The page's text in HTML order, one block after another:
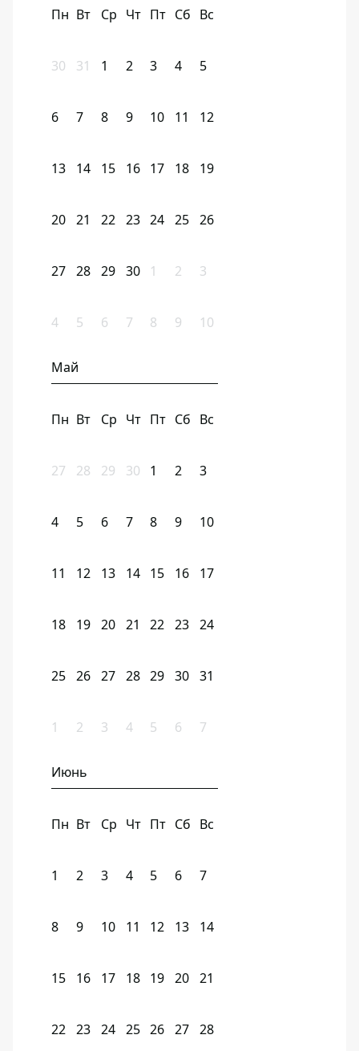
Пн Вт Ср Чт Пт Сб Вс
30 31 1 2 3 4 5
6 7 8 9 10 11 12
13 14 15 16 17 18 19
20 21 22 23 24 25 26
27 28 29 30 1 2 3
4 5 6 7 8 9 10
Май
Пн Вт Ср Чт Пт Сб Вс
27 28 29 30 1 2 3
4 5 6 7 8 9 10
11 12 13 14 15 16 17
18 19 20 21 22 23 24
25 26 27 28 29 30 31
1 2 3 4 5 6 7
Июнь
Пн Вт Ср Чт Пт Сб Вс
1 2 3 4 5 6 7
8 9 10 11 12 13 14
15 16 17 18 19 20 21
22 23 24 25 26 27 28